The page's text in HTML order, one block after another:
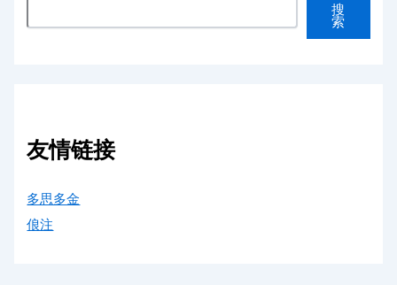
搜
索
友情链接
多思多金
俍注